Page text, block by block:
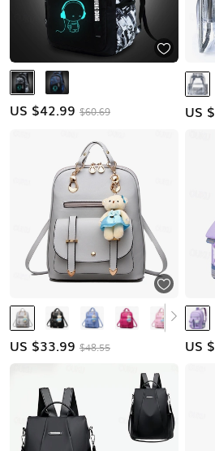
US $42.99 $60.69 US $
US $33.99 $48.55 US $